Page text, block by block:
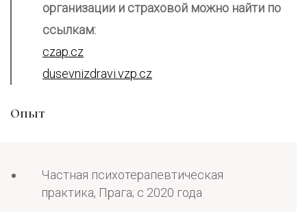
организации и страховой можно найти по
ссылкам:
czap.cz
dusevnizdravi.vzp.cz
Опыт
Частная психотерапевтическая
практика, Прага; с 2020 года